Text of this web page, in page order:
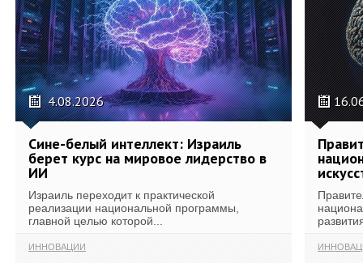
4.08.2026
Сине-белый интеллект: Израиль
берет курс на мировое лидерство в
ИИ
Израиль переходит к практической
реализации национальной программы,
главной целью которой...
ИННОВАЦИИ